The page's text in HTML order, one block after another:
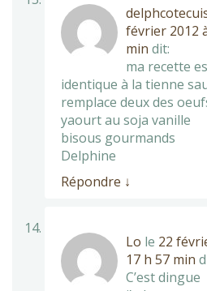
février 2012
min dit:
ma recette
identique à la tienne
remplace deux des
yaourt au soja vanille
bisous gourmands
Delphine
Répondre ↓
Lo le 22
17 h 57 min
C’est dingue